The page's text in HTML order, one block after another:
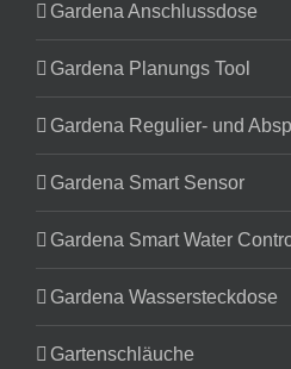
Gardena Anschlussdose
Gardena Planungs Tool
Gardena Regulier- und
Gardena Smart Sensor
Gardena Smart Water
Gardena Wassersteckdose
Gartenschläuche